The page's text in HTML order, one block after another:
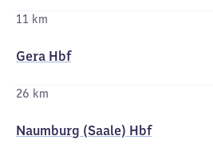
11 km
Gera Hbf
26 km
Naumburg (Saale) Hbf